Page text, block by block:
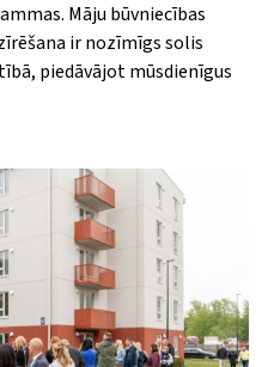
Māju būvniecības
ir nozīmīgs solis
piedāvājot mūsdienīgus